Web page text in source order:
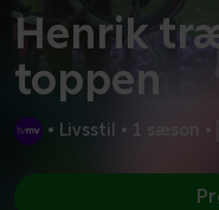
Henrik
toppen
• Livsstil • 1 sæson •